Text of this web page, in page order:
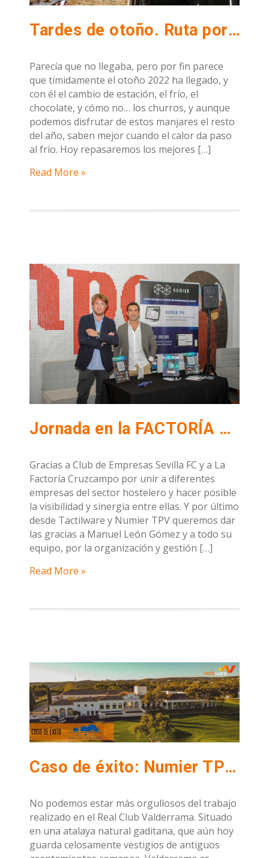
Tardes de otoño. Ruta por los mejores bares para disfrutar del cambio de estación.
Parecía que no llegaba, pero por fin parece
que tímidamente el otoño 2022 ha llegado, y
con él el cambio de estación, el frío, el
chocolate, y cómo no… los churros, y aunque
podemos disfrutar de estos manjares el resto
del año, saben mejor cuando el calor da paso
al frío. Hoy repasaremos los mejores […]
Read More »
Jornada en la FACTORÍA CRUZCAMPO organizada por el CLUB DE EMPRESAS DEL SEVIILA F.C
Gracias a Club de Empresas Sevilla FC y a La
Factoría Cruzcampo por unir a diferentes
empresas del sector hostelero y hacer posible
la visibilidad y sinergia entre ellas. Y por último
desde Tactilware y Numier TPV queremos dar
las gracias a Manuel León Gómez y a todo su
equipo, por la organización y gestión […]
Read More »
Caso de éxito: Numier TPV en Real Club Valderrama, el mejor campo de golf de España
No podemos estar más orgullosos del trabajo
realizado en el Real Club Valderrama. Situado
en una atalaya natural gaditana, que aún hoy
guarda celosamente vestigios de antiguos